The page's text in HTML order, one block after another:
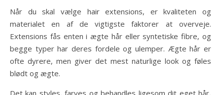
Når du skal vælge hair extensions, er kvaliteten og
materialet en af de vigtigste faktorer at overveje.
Extensions fås enten i ægte hår eller syntetiske fibre, og
begge typer har deres fordele og ulemper. Ægte hår er
ofte dyrere, men giver det mest naturlige look og føles
blødt og ægte.
Det kan styles, farves og behandles ligesom dit eget hår,